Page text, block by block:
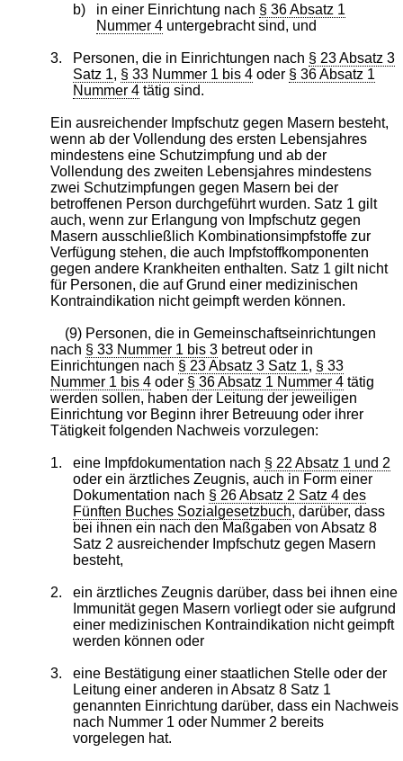
b) in einer Einrichtung nach § 36 Absatz 1
Nummer 4untergebracht sind, und
3. Personen, die in Einrichtungen nach § 23 Absatz 3
Satz 1, § 33 Nummer 1 bis 4 oder § 36 Absatz 1
Nummer 4 tätig sind.
Ein ausreichender Impfschutz gegen Masern besteht,
wenn ab der Vollendung des ersten Lebensjahres
mindestens eine Schutzimpfung und ab der
Vollendung des zweiten Lebensjahres mindestens
zwei Schutzimpfungen gegen Masern bei der
betroffenen Person durchgeführt wurden. Satz 1 gilt
auch, wenn zur Erlangung von Impfschutz gegen
Masern ausschließlich Kombinationsimpfstoffe zur
Verfügung stehen, die auch Impfstoffkomponenten
gegen andere Krankheiten enthalten. Satz 1 gilt nicht
für Personen, die auf Grund einer medizinischen
Kontraindikation nicht geimpft werden können.
(9) Personen, die in Gemeinschaftseinrichtungen
nach § 33 Nummer 1 bis 3betreut oder in
Einrichtungen nach § 23 Absatz 3 Satz 1, § 33
Nummer 1 bis 4oder § 36 Absatz 1 Nummer 4tätig
werden sollen, haben der Leitung der jeweiligen
Einrichtung vor Beginn ihrer Betreuung oder ihrer
Tätigkeit folgenden Nachweis vorzulegen:
1. eine Impfdokumentation nach § 22 Absatz 1 und 2
oder ein ärztliches Zeugnis, auch in Form einer
Dokumentation nach § 26 Absatz 2 Satz 4 des
Fünften Buches Sozialgesetzbuch, darüber, dass
bei ihnen ein nach den Maßgaben von Absatz 8
Satz 2 ausreichender Impfschutz gegen Masern
besteht,
2.
ein ärztliches Zeugnis darüber, dass bei ihnen eine
Immunität gegen Masern vorliegt oder sie aufgrund
einer medizinischen Kontraindikation nicht geimpft
werden können oder
3.
eine Bestätigung einer staatlichen Stelle oder der
Leitung einer anderen in Absatz 8 Satz 1
genannten Einrichtung darüber, dass ein Nachweis
nach Nummer 1 oder Nummer 2 bereits
vorgelegen hat.